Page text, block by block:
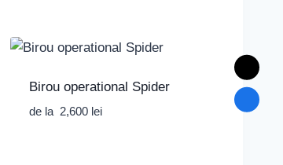
Birou operational Spider
de la 2,600 lei